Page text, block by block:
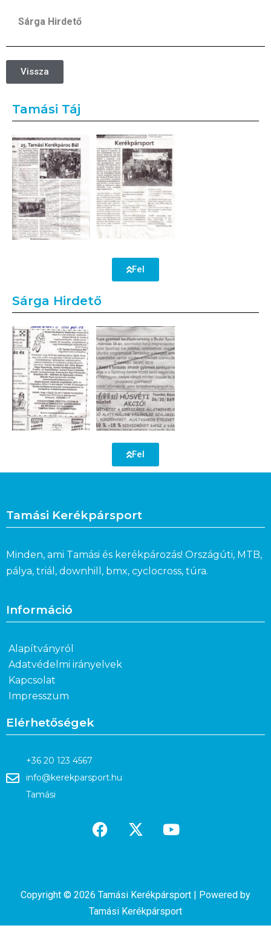
Sárga Hirdető
Vissza
Tamási Táj
Fel
Sárga Hirdető
Fel
Tamási Kerékpársport
Minden, ami Tamási és kerékpározás! Országúti, MTB,
pálya, triál, downhill, bmx, cyclocross, túra.
Információ
Alapítványról
Adatvédelmi irányelvek
Kapcsolat
Impresszum
Elérhetőségek
+36 20 123 4567
info@kerekparsport.hu
Tamási
Copyright © 2026 Tamási Kerékpársport | Powered by
Tamási Kerékpársport